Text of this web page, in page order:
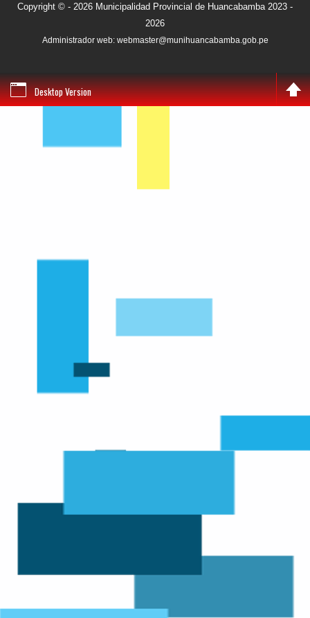
Copyright © - 2026 Municipalidad Provincial de Huancabamba 2023 -
2026
Administrador web: webmaster@munihuancabamba.gob.pe
Desktop Version